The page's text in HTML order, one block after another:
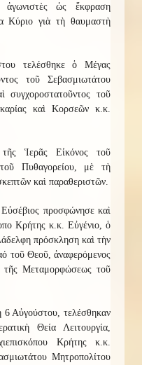
ἀγωνιστὲς ὡς ἔκφραση
Κύριο γιὰ τὴ θαυμαστὴ
τελέσθηκε ὁ Μέγας
τοῦ Σεβασμιωτάτου
συγχοροστατοῦντος τοῦ
καὶ Κορσεῶν κ.κ.
Ἱερᾶς Εἰκόνος τοῦ
Πυθαγορείου, μὲ τὴ
καὶ παραθεριστῶν.
προσφώνησε καὶ
Κρήτης κ.κ. Εὐγένιο, ὁ
πρόσκληση καὶ τὴν
τοῦ Θεοῦ, ἀναφερόμενος
τῆς Μεταμορφώσεως τοῦ
Αὐγούστου, τελέσθηκαν
Θεία Λειτουργία,
Κρήτης κ.κ.
Μητροπολίτου